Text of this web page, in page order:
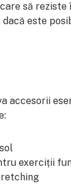
să
este
accesorii
exerciții